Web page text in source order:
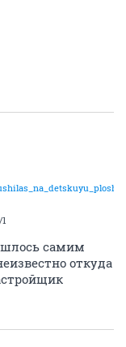
самим
откуда